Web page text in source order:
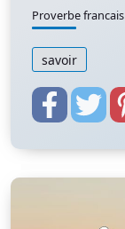
Proverbe francais
savoir